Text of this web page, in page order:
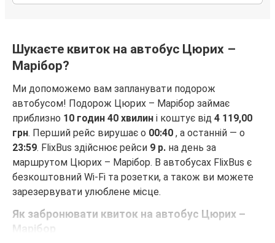
Шукаєте квиток на автобус Цюрих –
Марібор?
Ми допоможемо вам запланувати подорож
автобусом! Подорож Цюрих – Марібор займає
приблизно 10 годин 40 хвилин і коштує від 4 119,00
грн. Перший рейс вирушає о 00:40 , а останній — о
23:59. FlixBus здійснює рейси 9 р. на день за
маршрутом Цюрих – Марібор. В автобусах FlixBus є
безкоштовний Wi-Fi та розетки, а також ви можете
зарезервувати улюблене місце.
Як забронювати квиток на автобус Цюрих –
Марібор